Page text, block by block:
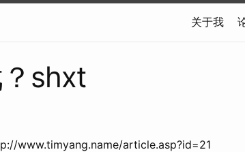
关于我
shxt
www.timyang.name/article.asp?id=21